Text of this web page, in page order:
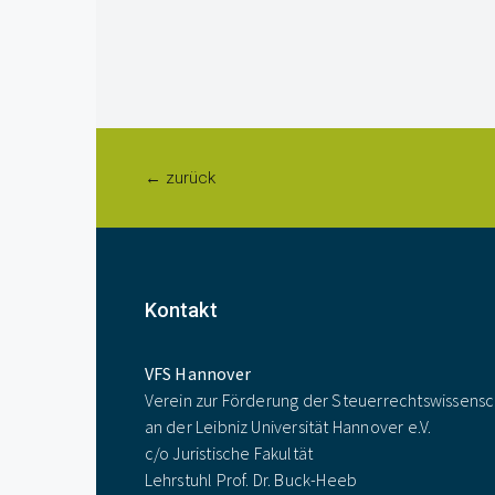
← zurück
Kontakt
VFS Hannover
Verein zur Förderung der
an der Leibniz Universität Hannover e.V.
c/o Juristische Fakultät
Lehrstuhl Prof. Dr. Buck-Heeb